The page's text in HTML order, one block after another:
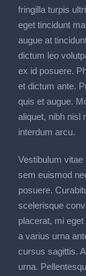
fringilla turpis
eget tincidunt
augue at
dictum leo
ex id posuere.
et dictum ante.
quis et augue.
aliquet, nibh nisl
interdum arcu.
Vestibulum
sem euismod
posuere.
scelerisque
placerat, mi
a varius urna
cursus sagittis.
urna.